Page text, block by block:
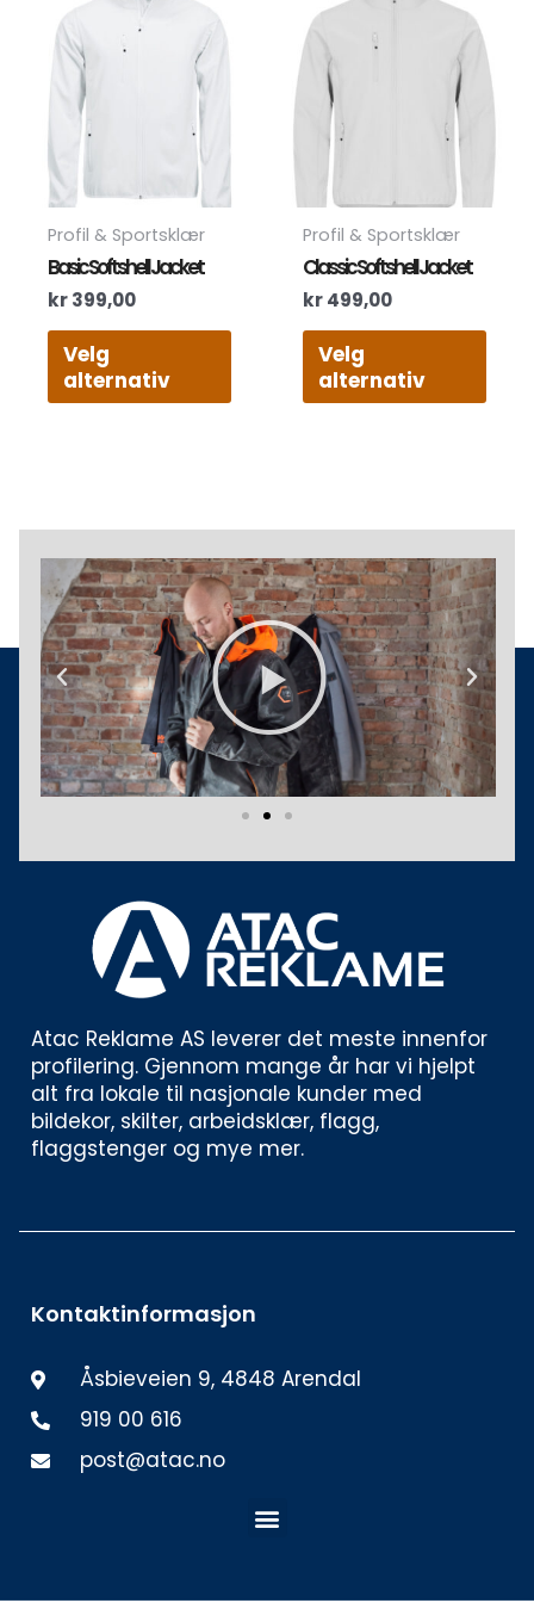
Profil & Sportsklær
Basic Softshell Jacket
kr399,00
Velg
alternativ
produktet
varianter.
Alternativene
velges
på
produktsidenProfil & Sportsklær
Classic Softshell Jacket
kr499,00
Velg
alternativ
har
flere
på
Play
Previous Next
Atac Reklame AS leverer det meste innenfor
profilering. Gjennom mange år har vi hjelpt
alt fra lokale til nasjonale kunder med
bildekor, skilter, arbeidsklær, flagg,
flaggstenger og mye mer.
Kontaktinformasjon
Åsbieveien 9, 4848 Arendal
919 00 616
post@atac.no
Meny